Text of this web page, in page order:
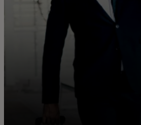
Novice in trendi